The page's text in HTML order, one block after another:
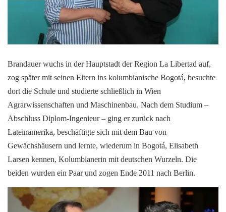
Brandauer wuchs in der Hauptstadt der Region La Libertad auf,
zog später mit seinen Eltern ins kolumbianische Bogotá, besuchte
dort die Schule und studierte schließlich in Wien
Agrarwissenschaften und Maschinenbau. Nach dem Studium –
Abschluss Diplom-Ingenieur – ging er zurück nach
Lateinamerika, beschäftigte sich mit dem Bau von
Gewächshäusern und lernte, wiederum in Bogotá, Elisabeth
Larsen kennen, Kolumbianerin mit deutschen Wurzeln. Die
beiden wurden ein Paar und zogen Ende 2011 nach Berlin.